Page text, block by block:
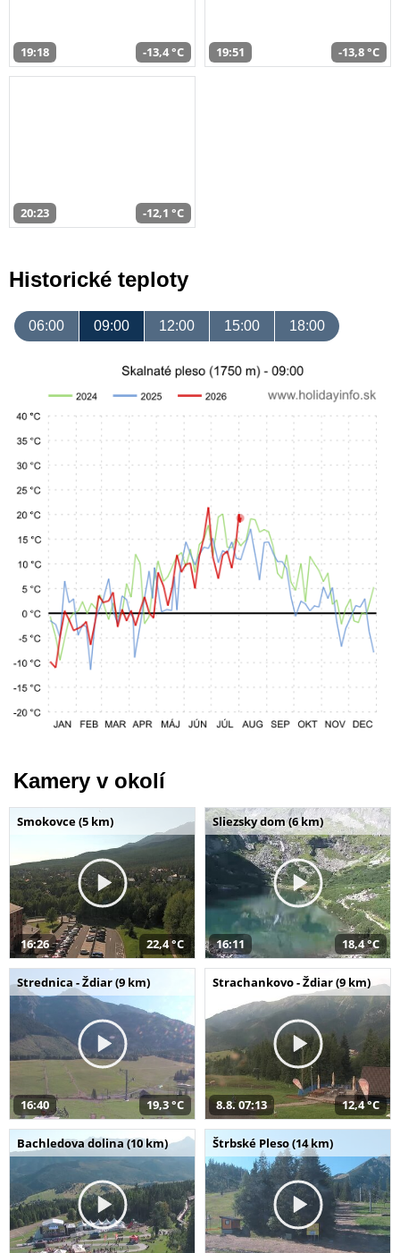
19:18 -13,4 °C 19:51 -13,8 °C
20:23 -12,1 °C
Historické teploty
06:00 09:00 12:00 15:00 18:00
Kamery v okolí
Smokovce (5 km)
16:26 22,4 °C
Sliezsky dom (6 km)
16:11 18,4 °C
Strednica - Ždiar (9 km)
16:40 19,3 °C
Strachankovo - Ždiar (9 km)
8.8. 07:13 12,4 °C
Bachledova dolina (10 km) Štrbské Pleso (14 km)